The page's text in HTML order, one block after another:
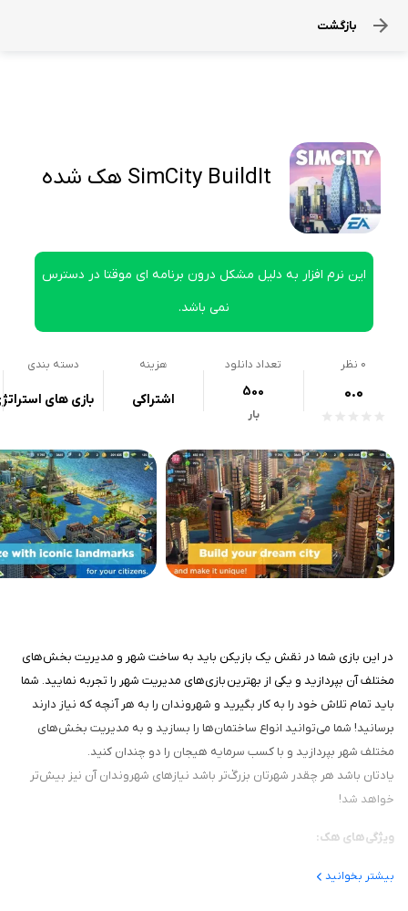
بازگشت
SimCity BuildIt هک شده
این نرم افزار به دلیل مشکل درون برنامه ای موقتا در دسترس
نمی باشد.
0 نظر
0.0
تعداد دانلود
500
بار
هزینه
اشتراکی
دسته بندی
بازی های
در این بازی شما در نقش یک بازیکن باید به ساخت شهر و مدیریت بخش‌های
مختلف آن بپردازید و یکی از بهترین بازی‌های مدیریت شهر را تجربه نمایید. شما
باید تمام تلاش خود را به کار بگیرید و شهروندان را به هر آنچه که نیاز دارند
برسانید! شما می‌توانید انواع ساختمان‌ها را بسازید و به مدیریت بخش‌های
مختلف شهر بپردازید و با کسب سرمایه هیجان را دو چندان کنید.
یادتان باشد هر چقدر شهرتان بزرگٰ‌تر باشد نیازهای شهروندان آن نیز بیش‌تر
خواهد شد!
ویژگی‌های هک:
ارزهای بی‌نهایت (در صورت استفاده افزایش می‌یابد)
بیشتر بخوانید